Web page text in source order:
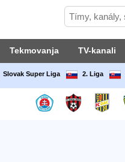
Tekmovanja TV-kanali
Slovak Super Liga 2. Liga